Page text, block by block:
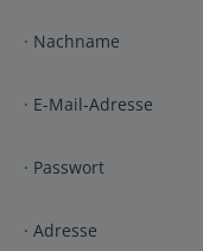
· Nachname
· E-Mail-Adresse
· Passwort
· Adresse